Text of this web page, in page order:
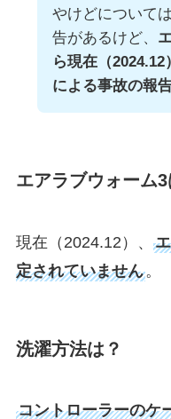
やけどについて
告があるけど、
ら現在（
による事故の報
エアラブウォーム
現在（2024.12）、
定されていません。
洗濯方法は？
コントローラーのケ